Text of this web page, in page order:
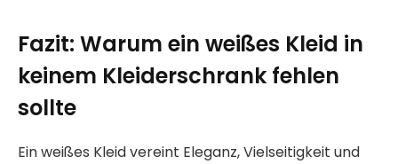
Fazit: Warum ein weißes Kleid in
keinem Kleiderschrank fehlen
sollte
Ein weißes Kleid vereint Eleganz, Vielseitigkeit und